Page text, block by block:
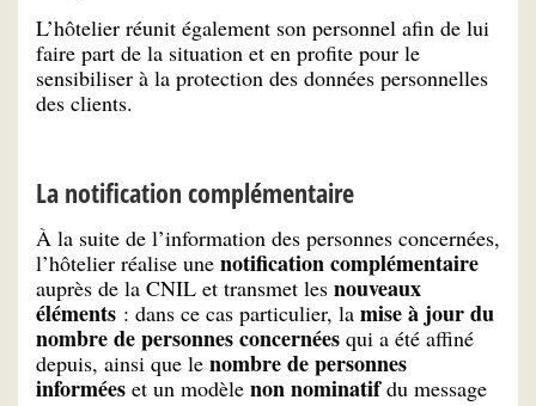
L’hôtelier réunit également son personnel afin de lui
faire part de la situation et en profite pour le
sensibiliser à la protection des données personnelles
des clients.
La notification complémentaire
À la suite de l’information des personnes concernées,
l’hôtelier réalise une notification complémentaire
auprès de la CNIL et transmet les nouveaux
éléments : dans ce cas particulier, la mise à jour du
nombre de personnes concernées qui a été affiné
depuis, ainsi que le nombre de personnes
informées et un modèle non nominatifdu message